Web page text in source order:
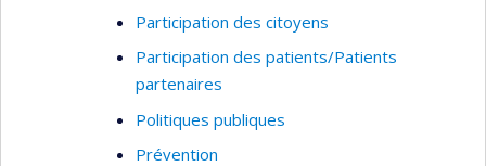
Participation des citoyens
Participation des patients/Patients
partenaires
Politiques publiques
Prévention